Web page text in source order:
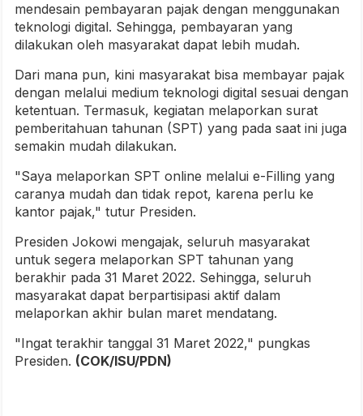
mendesain pembayaran pajak dengan menggunakan
teknologi digital. Sehingga, pembayaran yang
dilakukan oleh masyarakat dapat lebih mudah.
Dari mana pun, kini masyarakat bisa membayar pajak
dengan melalui medium teknologi digital sesuai dengan
ketentuan. Termasuk, kegiatan melaporkan surat
pemberitahuan tahunan (SPT) yang pada saat ini juga
semakin mudah dilakukan.
"Saya melaporkan SPT online melalui e-Filling yang
caranya mudah dan tidak repot, karena perlu ke
kantor pajak," tutur Presiden.
Presiden Jokowi mengajak, seluruh masyarakat
untuk segera melaporkan SPT tahunan yang
berakhir pada 31 Maret 2022. Sehingga, seluruh
masyarakat dapat berpartisipasi aktif dalam
melaporkan akhir bulan maret mendatang.
"Ingat terakhir tanggal 31 Maret 2022," pungkas
Presiden. (COK/ISU/PDN)